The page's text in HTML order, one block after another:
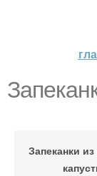
Запеканки